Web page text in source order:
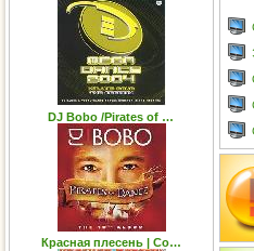
DJ Bobo /Pirates of …
Красная плесень | Со…